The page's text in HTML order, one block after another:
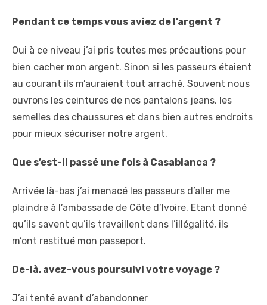
Pendant ce temps vous aviez de l’argent ?
Oui à ce niveau j’ai pris toutes mes précautions pour
bien cacher mon argent. Sinon si les passeurs étaient
au courant ils m’auraient tout arraché. Souvent nous
ouvrons les ceintures de nos pantalons jeans, les
semelles des chaussures et dans bien autres endroits
pour mieux sécuriser notre argent.
Que s’est-il passé une fois à Casablanca ?
Arrivée là-bas j’ai menacé les passeurs d’aller me
plaindre à l’ambassade de Côte d’Ivoire. Etant donné
qu’ils savent qu’ils travaillent dans l’illégalité, ils
m’ont restitué mon passeport.
De-là, avez-vous poursuivi votre voyage ?
J’ai tenté avant d’abandonner